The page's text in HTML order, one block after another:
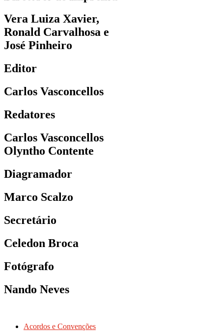
Vera Luiza Xavier,
Ronald Carvalhosa e
José Pinheiro
Editor
Carlos Vasconcellos
Redatores
Carlos Vasconcellos
Olyntho Contente
Diagramador
Marco Scalzo
Secretário
Celedon Broca
Fotógrafo
Nando Neves
Acordos e Convenções